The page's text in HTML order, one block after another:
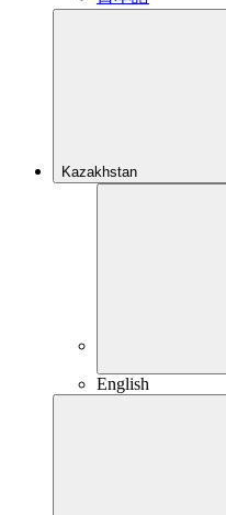
Kazakhstan
English